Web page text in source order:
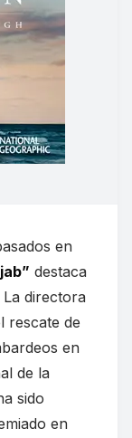
en
destaca
directora
rescate de
en
de la
sido
en